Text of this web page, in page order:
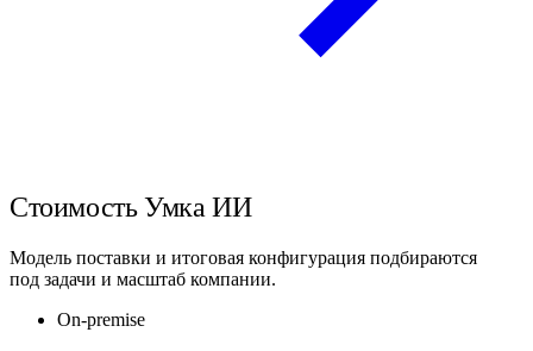
Стоимость Умка ИИ
Модель поставки и итоговая конфигурация подбираются
под задачи и масштаб компании.
On-premise